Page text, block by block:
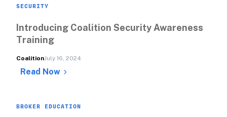
SECURITY
Introducing Coalition Security Awareness
Training
CoalitionJuly 16, 2024
Read Now
BROKER EDUCATION